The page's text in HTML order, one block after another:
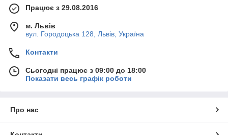
Працює з 29.08.2016
м. Львів
вул. Городоцька 128, Львів, Україна
Контакти
Сьогодні працює з 09:00 до 18:00
Показати весь графік роботи
Про нас